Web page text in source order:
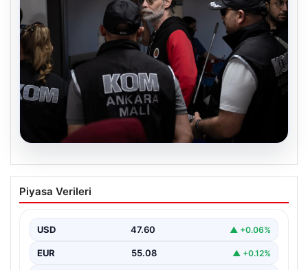
05.08.2026
Görevden uzaklaştırılmıştı. Erdal
Beşikçioğlu’nun esrar testi pozitif çıktı
Soruşturmalarda Güncel Gelişmeler”, “content”: “
Ankara’da…
Piyasa Verileri
USD 47.60 ▲ +0.06%
EUR 55.08 ▲ +0.12%